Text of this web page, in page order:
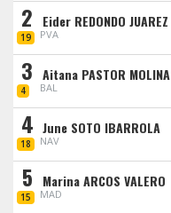
2
19
Eider REDONDO JUAREZ
PVA
3
4
Aitana PASTOR MOLINA
BAL
4
18
June SOTO IBARROLA
NAV
5
15
Marina ARCOS VALERO
MAD